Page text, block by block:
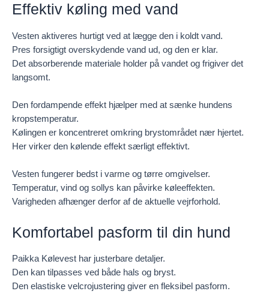
Effektiv køling med vand
Vesten aktiveres hurtigt ved at lægge den i koldt vand.
Pres forsigtigt overskydende vand ud, og den er klar.
Det absorberende materiale holder på vandet og frigiver det
langsomt.
Den fordampende effekt hjælper med at sænke hundens
kropstemperatur.
Kølingen er koncentreret omkring brystområdet nær hjertet.
Her virker den kølende effekt særligt effektivt.
Vesten fungerer bedst i varme og tørre omgivelser.
Temperatur, vind og sollys kan påvirke køleeffekten.
Varigheden afhænger derfor af de aktuelle vejrforhold.
Komfortabel pasform til din hund
Paikka Kølevest har justerbare detaljer.
Den kan tilpasses ved både hals og bryst.
Den elastiske velcrojustering giver en fleksibel pasform.